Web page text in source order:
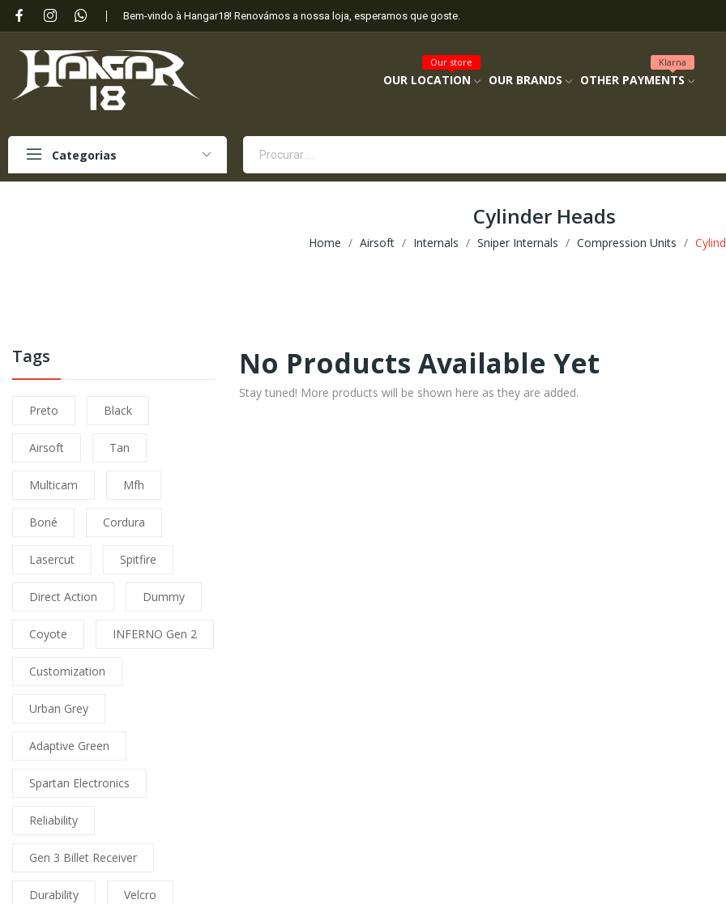
Bem-vindo à Hangar18! Renovámos a nossa loja, esperamos que goste.
OUR LOCATION
Our store
OUR BRANDS OTHER PAYMENTS
Klarna
Categorias
Cylinder Heads
Home Airsoft Internals Sniper Internals Compression Units
Tags
Preto Black
Airsoft Tan
Multicam Mfh
Boné Cordura
Lasercut Spitfire
Direct Action Dummy
Coyote INFERNO Gen 2
Customization
Urban Grey
Adaptive Green
Spartan Electronics
Reliability
Gen 3 Billet Receiver
Durability Velcro
No Products Available Yet
Stay tuned! More products will be shown here as they are added.